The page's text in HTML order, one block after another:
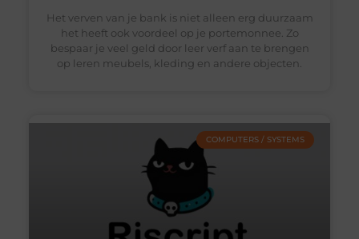
Het verven van je bank is niet alleen erg duurzaam
het heeft ook voordeel op je portemonnee. Zo
bespaar je veel geld door leer verf aan te brengen
op leren meubels, kleding en andere objecten.
COMPUTERS / SYSTEMS